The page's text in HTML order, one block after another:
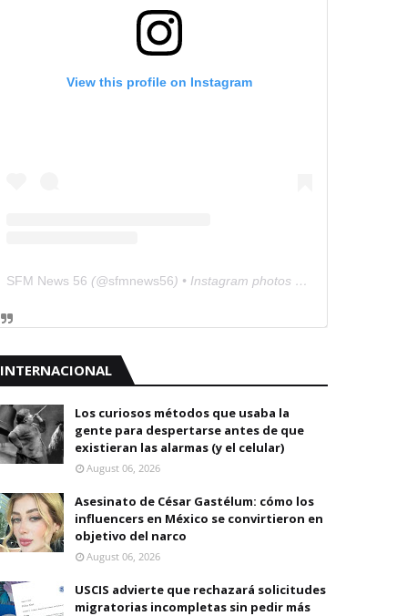
View this profile on Instagram
SFM News 56 (@sfmnews56) • Instagram photos and videos
INTERNACIONAL
Los curiosos métodos que usaba la
gente para despertarse antes de que
existieran las alarmas (y el celular)
August 06, 2026
Asesinato de César Gastélum: cómo los
influencers en México se convirtieron en
objetivo del narco
August 06, 2026
USCIS advierte que rechazará solicitudes
migratorias incompletas sin pedir más